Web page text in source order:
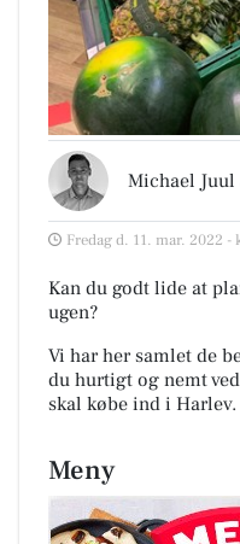
Michael Juul
Fredag d. 11. mar. 2022 -
Kan du godt lide at
ugen?
Vi har her samlet de
du hurtigt og nemt
skal købe ind i Harlev.
Meny